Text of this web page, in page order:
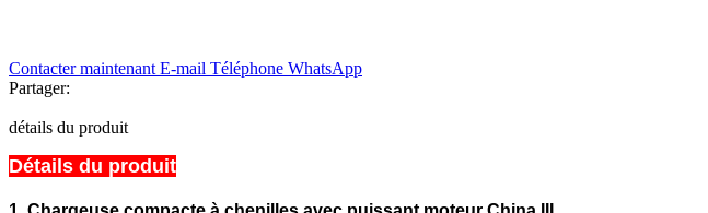
Contacter maintenant E-mail Téléphone WhatsApp
Partager:
détails du produit
Détails du produit